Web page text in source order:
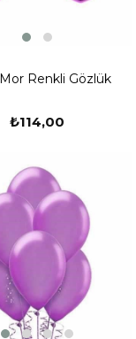
Renkli Gözlük
₺114,00